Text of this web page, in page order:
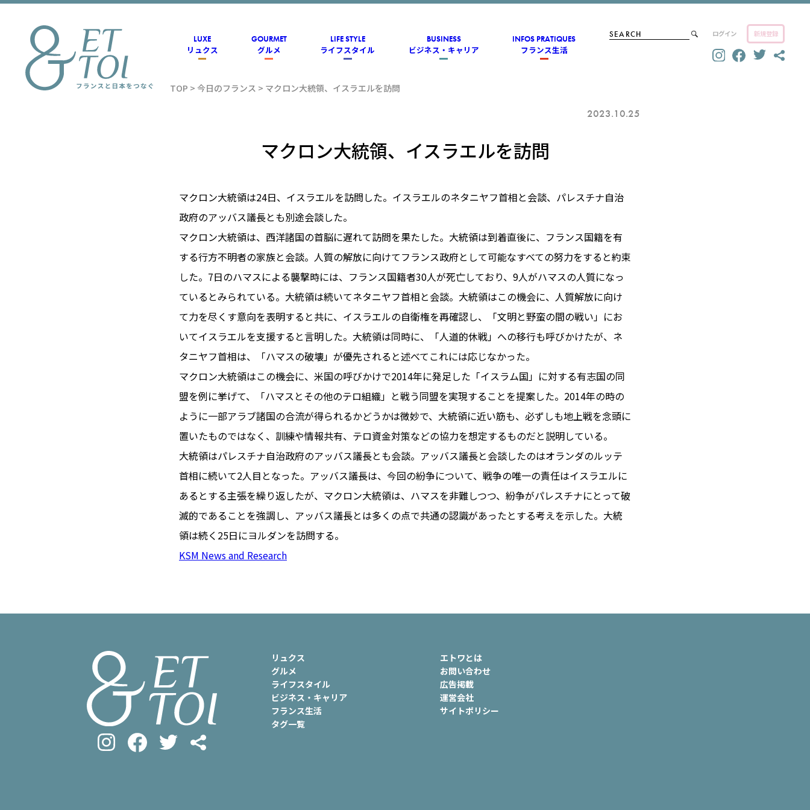
内
LUXE
リュクス
GOURMET
グルメ
LIFE STYLE
ライフスタイル
BUSINESS
ビジネス・キャリア
INFOS PRATIQUES
フランス生活
ログイン 新規登録
TAG
タグ
#トゥールーズ Toulouse
#レンタカー
#フランス旅行
#パリ #お土産
#トリビア
#データで読み解くフランス
#フランス郵便情報
#フランス交通機関
#求人
#フランスの教育制度
#アプリ
#いざという時に
#カルカッソンヌ Carcassonne
#サステナブル
#フランス生活
#ビューティー
#フロマージュ
#SDGs
#アート
PARIS 14℃ / 12℃
FR 17:23 ／ JP 00:23
1€＝182.36円
お問い合わせ
広告掲載
サイトポリシー
TOP >今日のフランス > マクロン大統領、イスラエルを訪問
2023.10.25
マクロン大統領、イスラエルを訪問
マクロン大統領は24日、イスラエルを訪問した。イスラエルのネタニヤフ首相と会談、パレスチナ自治
政府のアッバス議長とも別途会談した。
マクロン大統領は、西洋諸国の首脳に遅れて訪問を果たした。大統領は到着直後に、フランス国籍を有
する行方不明者の家族と会談。人質の解放に向けてフランス政府として可能なすべての努力をすると約束
した。7日のハマスによる襲撃時には、フランス国籍者30人が死亡しており、9人がハマスの人質になっ
ているとみられている。大統領は続いてネタニヤフ首相と会談。大統領はこの機会に、人質解放に向け
て力を尽くす意向を表明すると共に、イスラエルの自衛権を再確認し、「文明と野蛮の間の戦い」にお
いてイスラエルを支援すると言明した。大統領は同時に、「人道的休戦」への移行も呼びかけたが、ネ
タニヤフ首相は、「ハマスの破壊」が優先されると述べてこれには応じなかった。
マクロン大統領はこの機会に、米国の呼びかけで2014年に発足した「イスラム国」に対する有志国の同
盟を例に挙げて、「ハマスとその他のテロ組織」と戦う同盟を実現することを提案した。2014年の時の
ように一部アラブ諸国の合流が得られるかどうかは微妙で、大統領に近い筋も、必ずしも地上戦を念頭に
置いたものではなく、訓練や情報共有、テロ資金対策などの協力を想定するものだと説明している。
大統領はパレスチナ自治政府のアッバス議長とも会談。アッバス議長と会談したのはオランダのルッテ
首相に続いて2人目となった。アッバス議長は、今回の紛争について、戦争の唯一の責任はイスラエルに
あるとする主張を繰り返したが、マクロン大統領は、ハマスを非難しつつ、紛争がパレスチナにとって破
滅的であることを強調し、アッバス議長とは多くの点で共通の認識があったとする考えを示した。大統
領は続く25日にヨルダンを訪問する。
KSM News and Research
リュクス
グルメ
ライフスタイル
ビジネス・キャリア
フランス生活
タグ一覧
エトワとは
お問い合わせ
広告掲載
運営会社
サイトポリシー